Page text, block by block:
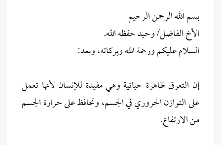
بسم الله الرحمن الرحيم
الأخ الفاضل/ وحيد حفظه الله.
السلام عليكم ورحمة الله وبركاته، وبعد:
إن التعرق ظاهرة حياتية وهي مفيدة للإنسان لأنها تعمل
على التوازن الحروري في الجسم، وتحافظ على حرارة الجسم
من الارتفاع.